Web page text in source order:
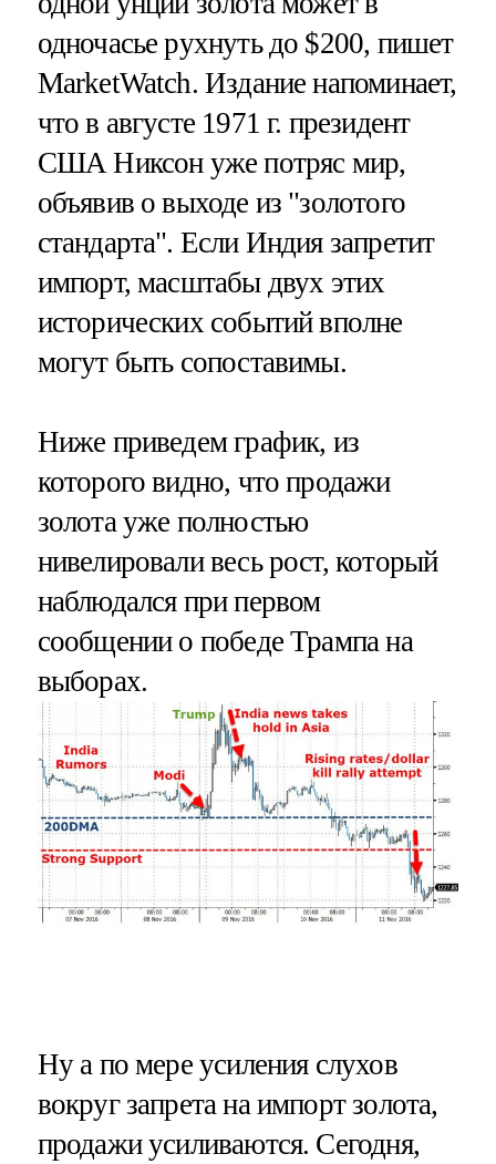
одночасье рухнуть до $200, пишет
MarketWatch. Издание напоминает,
что в августе 1971 г. президент
США Никсон уже потряс мир,
объявив о выходе из "золотого
стандарта". Если Индия запретит
импорт, масштабы двух этих
исторических событий вполне
могут быть сопоставимы.
Ниже приведем график, из
которого видно, что продажи
золота уже полностью
нивелировали весь рост, который
наблюдался при первом
сообщении о победе Трампа на
выборах.
Ну а по мере усиления слухов
вокруг запрета на импорт золота,
продажи усиливаются. Сегодня,